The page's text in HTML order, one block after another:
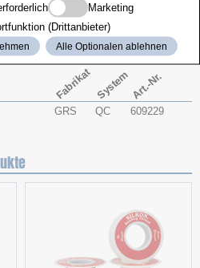
Fabrikat SystemArt.-Nr.
GRS QC 609229
Marketing
(Drittanbieter)
Alle Optionalen ablehnen